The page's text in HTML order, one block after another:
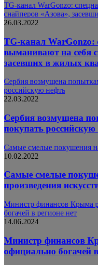
TG-канал WarGonzo:
снайперов «Азова»,
26.03.2022
TG-канал
выманивают на себя
засевших в жилых
Сербия возмущена
российскую нефть
22.03.2022
Сербия возмущена
покупать российскую
Самые смелые покушения
10.02.2022
Самые смелые
произведения
Министр финансов Крыма
богачей в регионе нет
14.06.2024
Министр финансов
официально богачей